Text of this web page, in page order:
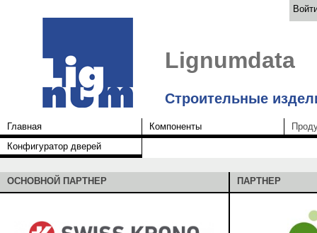
Lignumdata
Строительные
Главная Компоненты
Конфигуратор дверей
ОСНОВНОЙ ПАРТНЕР ПАРТНЕР